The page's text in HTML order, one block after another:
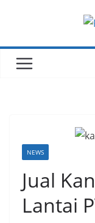
NEWS
Jual
Lantai